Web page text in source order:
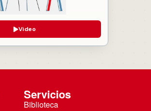
Video
Servicios
Biblioteca